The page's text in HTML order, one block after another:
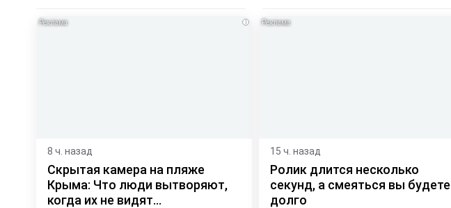
i
8 ч. назад
Скрытая камера на пляже
Крыма: Что люди вытворяют,
когда их не видят...
15 ч. назад
Ролик длится несколько
секунд, а смеяться вы будете
долго